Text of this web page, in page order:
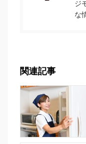
ジ
な
関連記事